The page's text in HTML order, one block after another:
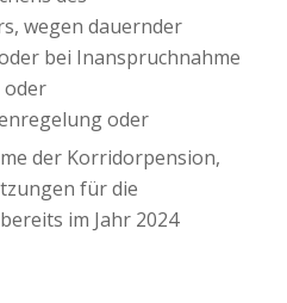
wegen dauernder
bei Inanspruchnahme
oder
oder
der Korridorpension,
für die
im Jahr 2024